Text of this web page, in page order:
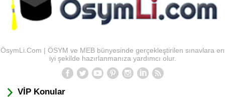
ÖsymLi.Com | ÖSYM ve MEB bünyesinde gerçekleştirilen sınavlara en
iyi şekilde hazırlanmanıza yardımcı olur.
VİP Konular